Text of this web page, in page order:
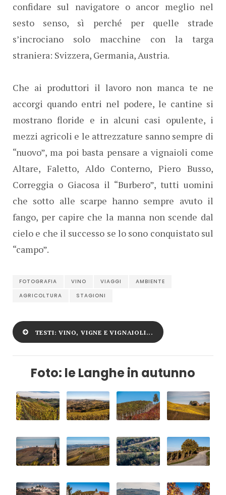
confidare sul navigatore o ancor meglio nel
sesto senso, sì perché per quelle strade
s’incrociano solo macchine con la targa
straniera: Svizzera, Germania, Austria.
Che ai produttori il lavoro non manca te ne
accorgi quando entri nel podere, le cantine si
mostrano floride e in alcuni casi opulente, i
mezzi agricoli e le attrezzature sanno sempre di
“nuovo”, ma poi basta pensare a vignaioli come
Altare, Faletto, Aldo Conterno, Piero Busso,
Correggia o Giacosa il “Burbero”, tutti uomini
che sotto alle scarpe hanno sempre avuto il
fango, per capire che la manna non scende dal
cielo e che il successo se lo sono conquistato sul
“campo”.
FOTOGRAFIA VINO VIAGGI
AMBIENTE
AGRICOLTURA
STAGIONI
TESTI: VINO, VIGNE E VIGNAIOLI...
Foto: le Langhe in autunno